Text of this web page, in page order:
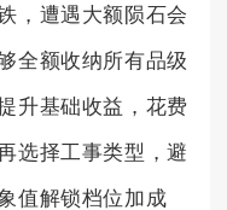
，遭遇大额陨石会
全额收纳所有品级
升基础收益，花费
选择工事类型，避
值解锁档位加成